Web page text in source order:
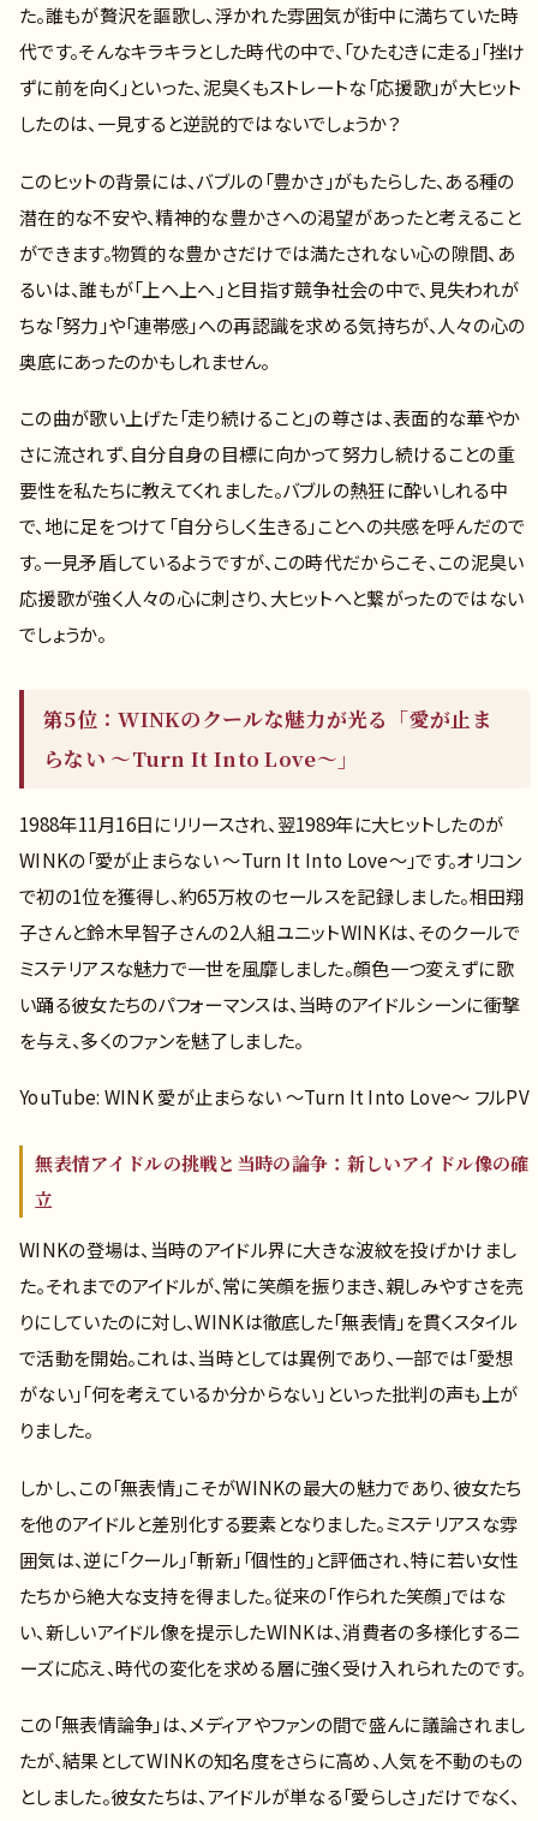
た。誰もが贅沢を謳歌し、浮かれた雰囲気が街中に満ちていた時
代です。そんなキラキラとした時代の中で、「ひたむきに走る」「挫け
ずに前を向く」といった、泥臭くもストレートな「応援歌」が大ヒット
したのは、一見すると逆説的ではないでしょうか？
このヒットの背景には、バブルの「豊かさ」がもたらした、ある種の
潜在的な不安や、精神的な豊かさへの渇望があったと考えること
ができます。物質的な豊かさだけでは満たされない心の隙間、あ
るいは、誰もが「上へ上へ」と目指す競争社会の中で、見失われが
ちな「努力」や「連帯感」への再認識を求める気持ちが、人々の心の
奥底にあったのかもしれません。
この曲が歌い上げた「走り続けること」の尊さは、表面的な華やか
さに流されず、自分自身の目標に向かって努力し続けることの重
要性を私たちに教えてくれました。バブルの熱狂に酔いしれる中
で、地に足をつけて「自分らしく生きる」ことへの共感を呼んだので
す。一見矛盾しているようですが、この時代だからこそ、この泥臭い
応援歌が強く人々の心に刺さり、大ヒットへと繋がったのではない
でしょうか。
第5位：WINKのクールな魅力が光る「愛が止ま
らない 〜Turn It Into Love〜」
1988年11月16日にリリースされ、翌1989年に大ヒットしたのが
WINKの「愛が止まらない 〜Turn It Into Love〜」です。オリコン
で初の1位を獲得し、約65万枚のセールスを記録しました。相田翔
子さんと鈴木早智子さんの2人組ユニットWINKは、そのクールで
ミステリアスな魅力で一世を風靡しました。顔色一つ変えずに歌
い踊る彼女たちのパフォーマンスは、当時のアイドルシーンに衝撃
を与え、多くのファンを魅了しました。
YouTube: WINK 愛が止まらない 〜Turn It Into Love〜 フルPV
無表情アイドルの挑戦と当時の論争：新しいアイドル像の確
立
WINKの登場は、当時のアイドル界に大きな波紋を投げかけまし
た。それまでのアイドルが、常に笑顔を振りまき、親しみやすさを売
りにしていたのに対し、WINKは徹底した「無表情」を貫くスタイル
で活動を開始。これは、当時としては異例であり、一部では「愛想
がない」「何を考えているか分からない」といった批判の声も上が
りました。
しかし、この「無表情」こそがWINKの最大の魅力であり、彼女たち
を他のアイドルと差別化する要素となりました。ミステリアスな雰
囲気は、逆に「クール」「斬新」「個性的」と評価され、特に若い女性
たちから絶大な支持を得ました。従来の「作られた笑顔」ではな
い、新しいアイドル像を提示したWINKは、消費者の多様化するニ
ーズに応え、時代の変化を求める層に強く受け入れられたのです。
この「無表情論争」は、メディアやファンの間で盛んに議論されまし
たが、結果としてWINKの知名度をさらに高め、人気を不動のもの
としました。彼女たちは、アイドルが単なる「愛らしさ」だけでなく、